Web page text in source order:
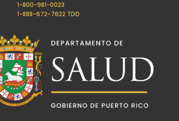
1-800-981-0023​
1-888-672-7622 TDD